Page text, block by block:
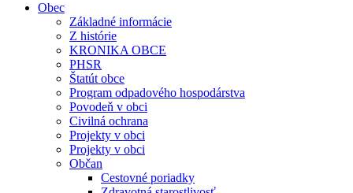
Obec
Základné informácie
Z histórie
KRONIKA OBCE
PHSR
Štatút obce
Program odpadového hospodárstva
Povodeň v obci
Civilná ochrana
Projekty v obci
Projekty v obci
Občan
Cestovné poriadky